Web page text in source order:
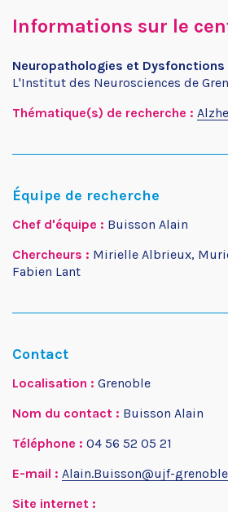
Informations sur le
Neuropathologies et Dysfonctions
L'Institut des Neurosciences de
Thématique(s) de recherche :
Équipe de recherche
Chef d'équipe : Buisson Alain
Chercheurs : Mirielle Albrieux,
Fabien Lant
Contact
Localisation : Grenoble
Nom du contact : Buisson Alain
Téléphone : 04 56 52 05 21
E-mail : Alain.Buisson@ujf-
Site internet :